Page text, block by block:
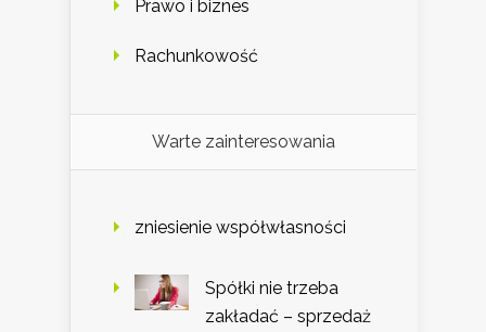
Prawo i biznes
Rachunkowość
Warte zainteresowania
zniesienie współwłasności
Spółki nie trzeba
zakładać – sprzedaż